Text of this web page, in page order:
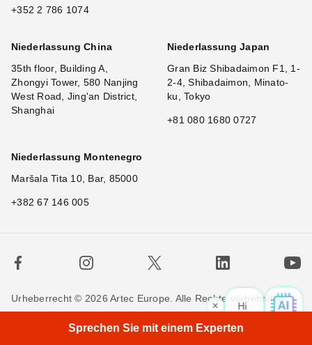
Hi! What|
×
+352 2 786 1074
Niederlassung China
35th floor, Building A,
Zhongyi Tower, 580 Nanjing
West Road, Jing'an District,
Shanghai
Niederlassung Japan
Gran Biz Shibadaimon F1, 1-
2-4, Shibadaimon, Minato-
ku, Tokyo
+81 080 1680 0727
Niederlassung Montenegro
Maršala Tita 10, Bar, 85000
+382 67 146 005
Urheberrecht © 2026 Artec Europe. Alle Rechte vorbehalten.
Privatsphäre
Cookie-Richtlinien Kontakieren Sie uns
Sprechen Sie mit einem Experten